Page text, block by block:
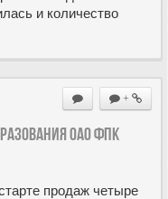
и количество
+
ОАО ФПК
продаж четыре